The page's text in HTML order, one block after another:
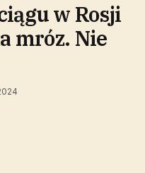
w Rosji
mróz. Nie